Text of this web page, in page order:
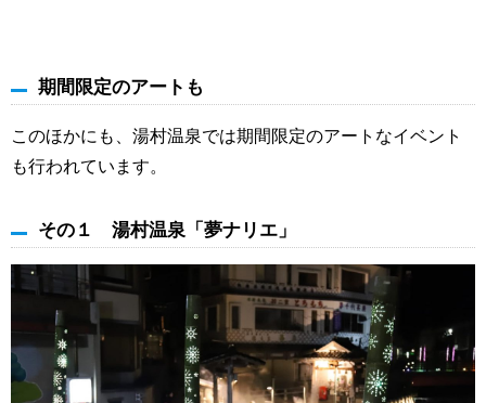
期間限定のアートも
このほかにも、湯村温泉では期間限定のアートなイベント
も行われています。
その１ 湯村温泉「夢ナリエ」